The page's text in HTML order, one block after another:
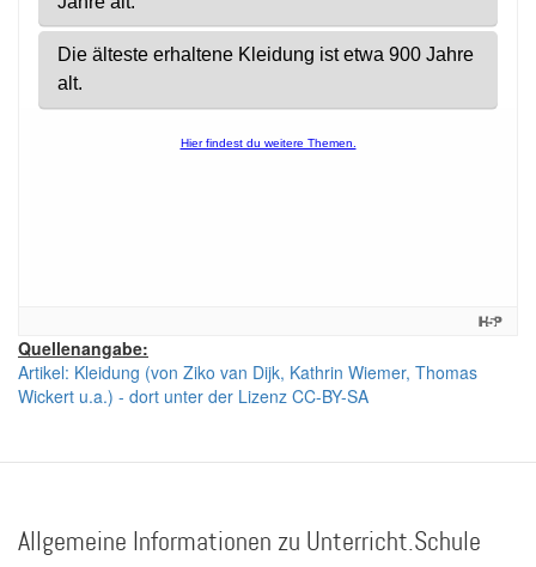
Quellenangabe:
Artikel: Kleidung (von Ziko van Dijk, Kathrin Wiemer, Thomas
Wickert u.a.) - dort unter der Lizenz CC-BY-SA
Allgemeine Informationen zu Unterricht.Schule